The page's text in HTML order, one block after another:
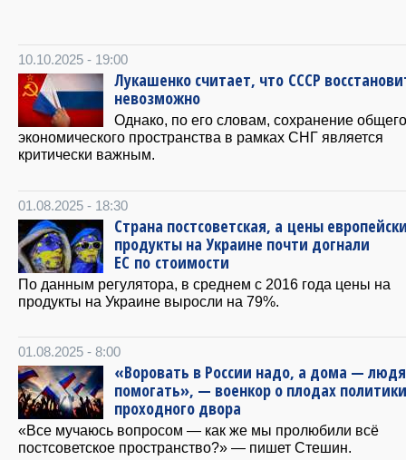
10.10.2025 - 19:00
Лукашенко считает, что СССР
невозможно
Однако, по его словам, сохранение общего
экономического пространства в рамках СНГ является
критически важным.
01.08.2025 - 18:30
Страна постсоветская, а цены
продукты на Украине почти догнали
ЕС по стоимости
По данным регулятора, в среднем с 2016 года цены на
продукты на Украине выросли на 79%.
01.08.2025 - 8:00
«Воровать в России надо, а дома —
помогать», — военкор о плодах политики
проходного двора
«Все мучаюсь вопросом — как же мы пролюбили всё
постсоветское пространство?» — пишет Стешин.